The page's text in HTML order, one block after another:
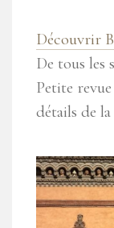
Découvrir
De tous les
Petite
détails de